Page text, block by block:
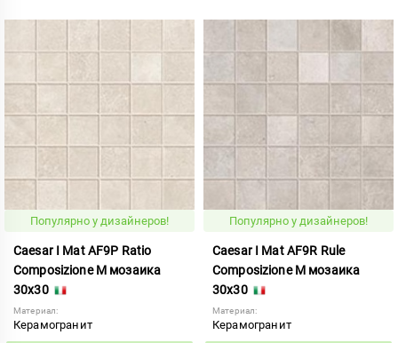
Популярно у дизайнеров!
Caesar I Mat AF9P Ratio
Composizione M мозаика
30x30
Материал:
Керамогранит
Популярно у дизайнеров!
Caesar I Mat AF9R Rule
Composizione M мозаика
30x30
Материал:
Керамогранит